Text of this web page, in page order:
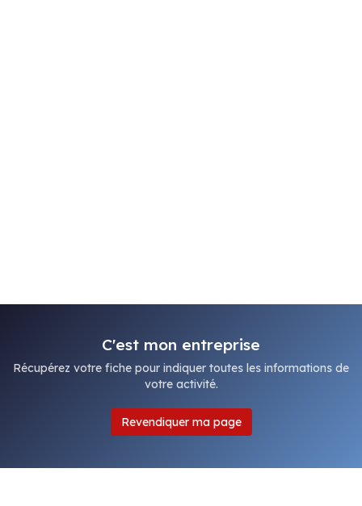
C'est mon entreprise
Récupérez votre fiche pour indiquer toutes les informations de
votre activité.
Revendiquer ma page